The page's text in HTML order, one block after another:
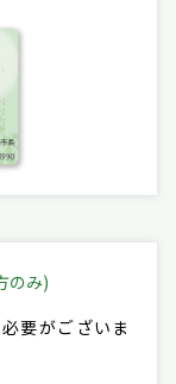
のみ)
要がございま